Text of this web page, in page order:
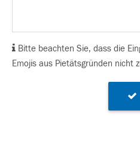
Bitte beachten Sie, dass die
Emojis aus Pietätsgründen nicht